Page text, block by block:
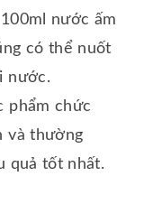
nước ấm
có thể nuốt
nước.
phẩm chức
và thường
quả tốt nhất.